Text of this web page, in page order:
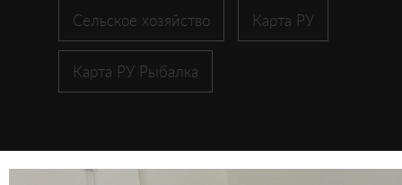
Сельское хозяйство Карта РУ
Карта РУ Рыбалка